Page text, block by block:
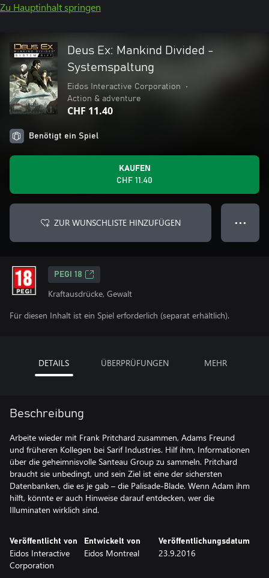
Zu Hauptinhalt springen
Deus Ex: Mankind Divided -
Systemspaltung
Eidos Interactive Corporation
•
Action & adventure
CHF 11.40
Benötigt ein Spiel
KAUFEN
CHF 11.40
ZUR WUNSCHLISTE HINZUFÜGEN ● ● ●
PEGI 18
Kraftausdrücke, Gewalt
Für diesen Inhalt ist ein Spiel erforderlich (separat erhältlich).
DETAILS ÜBERPRÜFUNGEN MEHR
Beschreibung
Arbeite wieder mit Frank Pritchard zusammen, Adams Freund
und früheren Kollegen bei Sarif Industries. Hilf ihm, Informationen
über die geheimnisvolle Santeau Group zu sammeln. Pritchard
braucht sie unbedingt, und sein Ziel ist eine der sichersten
Datenbanken, die es je gab – die Palisade-Blade. Wenn Adam ihm
hilft, könnte er auch Hinweise darauf entdecken, wer die
Illuminaten wirklich sind.
Veröffentlicht von
Eidos Interactive
Corporation
Entwickelt von
Eidos Montreal
Veröffentlichungsdatum
23.9.2016